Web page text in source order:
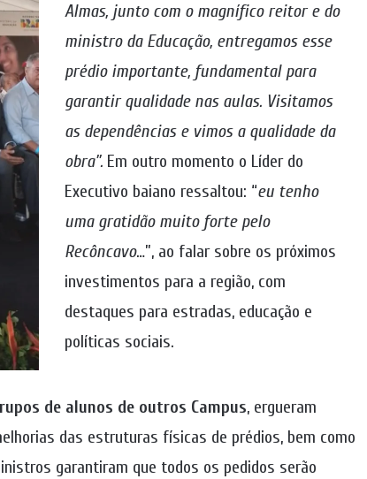
Almas, junto com o magnífico reitor e do
ministro da Educação, entregamos esse
prédio importante, fundamental para
garantir qualidade nas aulas. Visitamos
as dependências e vimos a qualidade da
obra”. Em outro momento o Líder do
Executivo baiano ressaltou: “eu tenho
uma gratidão muito forte pelo
Recôncavo…”, ao falar sobre os próximos
investimentos para a região, com
destaques para estradas, educação e
políticas sociais.
de alunos de outros Campus, ergueram
das estruturas físicas de prédios, bem como
garantiram que todos os pedidos serão